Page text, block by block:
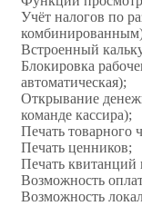
Учёт налогов по
Встроенный
Блокировка
автоматическая);
Открывание
команде кассира);
Печать товарного
Печать ценников;
Печать квитанций
Возможность
Возможность